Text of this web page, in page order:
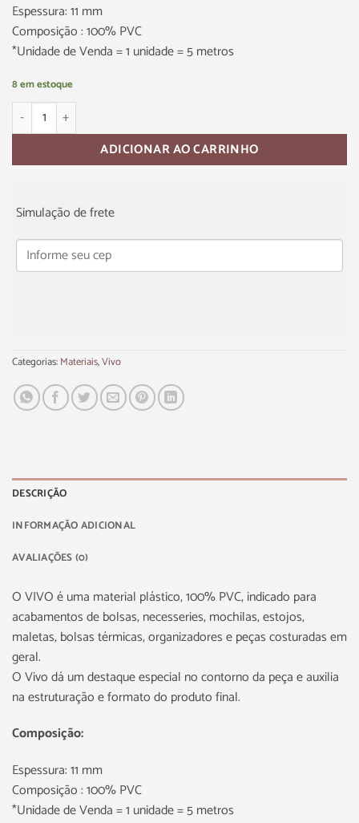
Espessura: 11 mm
Composição : 100% PVC
*Unidade de Venda = 1 unidade = 5 metros
8 em estoque
ADICIONAR AO CARRINHO
Simulação de frete
Categorias:Materiais,Vivo
DESCRIÇÃO
INFORMAÇÃO ADICIONAL
AVALIAÇÕES (0)
O VIVO é uma material plástico, 100% PVC, indicado para
acabamentos de bolsas, necesseries, mochilas, estojos,
maletas, bolsas térmicas, organizadores e peças costuradas em
geral.
O Vivo dá um destaque especial no contorno da peça e auxilia
na estruturação e formato do produto final.
Composição:
Espessura: 11 mm
Composição : 100% PVC
*Unidade de Venda = 1 unidade = 5 metros